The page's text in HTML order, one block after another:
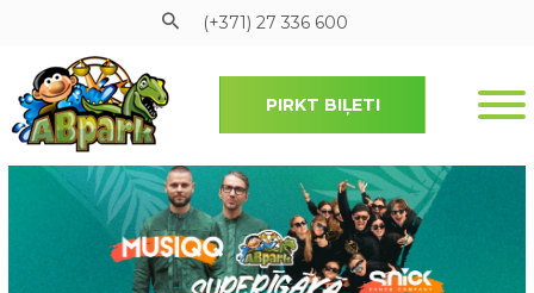
Pāriet uz galveno saturu
(+371) 27 336 600
PIRKT BIĻETI